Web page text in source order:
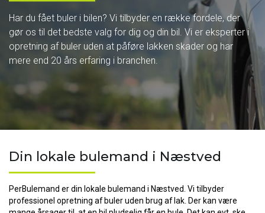
Har du fået buler i bilen? Vi tilbyder en række fordele, der
gør os til det bedste valg for dig og din bil. Vi er eksperter i
opretning af buler uden at påføre lakken skader og har
mere end 20 års erfaring i branchen.
Har du fået buler i bilen? Vi tilbyder en række fordele, der
gør os til det bedste valg for dig og din bil. Vi er eksperter i
opretning af buler uden at påføre lakken skader og har
mere end 20 års erfaring i branchen.
Din lokale bulemand i Næstved
PerBulemand er din lokale bulemand i Næstved. Vi tilbyder
professionel opretning af buler uden brug af lak. Der kan være